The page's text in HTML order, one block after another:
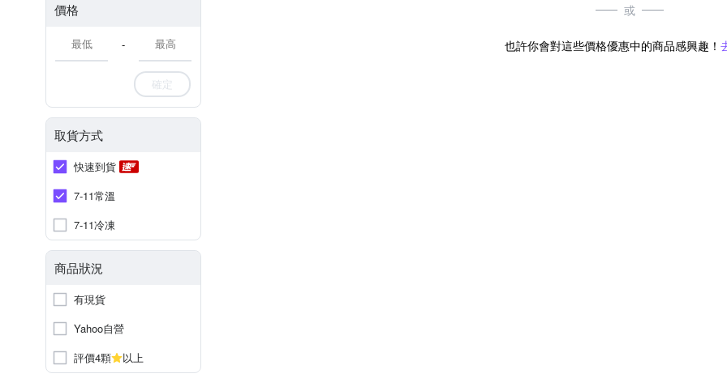
價格
-
確定
取貨方式
快速到貨
7-11常溫
7-11冷凍
商品狀況
有現貨
Yahoo自營
評價4顆
以上
或
也許你會對這些價格優惠中的商品感興趣！